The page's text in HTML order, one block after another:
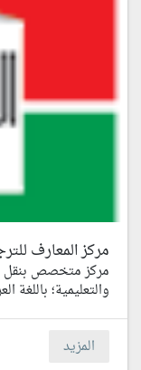
مركز المعارف
مركز متخصص بنقل
والتعليمية؛ باللغة
المزيد